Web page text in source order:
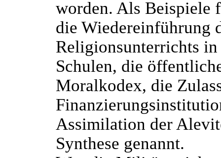
worden. Als Beispiele
die Wiedereinführung
Religionsunterrichts
Schulen, die
Moralkodex, die
Assimilation der
Synthese genannt.